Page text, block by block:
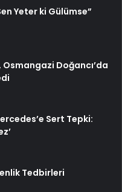
Yeter ki Gülümse”
Osmangazi Doğancı’da
Sert Tepki:
Tedbirleri